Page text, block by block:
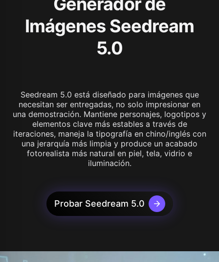
Imágenes Seedream
5.0
Seedream 5.0 está diseñado para imágenes que
necesitan ser entregadas, no solo impresionar en
una demostración. Mantiene personajes, logotipos y
elementos clave más estables a través de
iteraciones, maneja la tipografía en chino/inglés con
una jerarquía más limpia y produce un acabado
fotorealista más natural en piel, tela, vidrio e
iluminación.
Probar Seedream 5.0